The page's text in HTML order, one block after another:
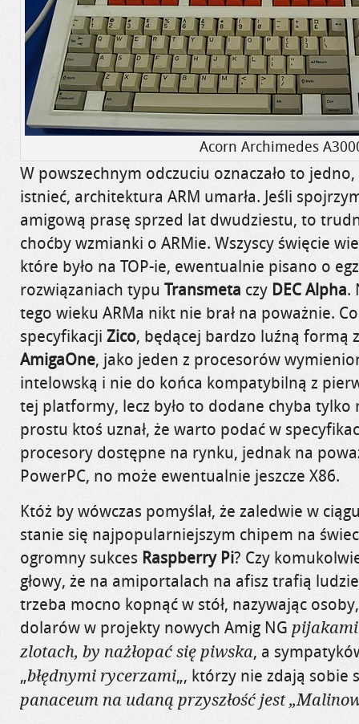
Acorn Archimedes
W powszechnym odczuciu oznaczało to jedno,
istnieć, architektura ARM umarła. Jeśli
amigową prasę sprzed lat dwudziestu, to
choćby wzmianki o ARMie. Wszyscy święcie
które było na TOP-ie, ewentualnie pisano o
rozwiązaniach typu Transmeta czy DEC Alpha.
tego wieku ARMa nikt nie brał na poważnie.
specyfikacji Zico, będącej bardzo luźną formą
AmigaOne, jako jeden z procesorów
intelowską i nie do końca kompatybilną z
tej platformy, lecz było to dodane chyba tylko
prostu ktoś uznał, że warto podać w
procesory dostępne na rynku, jednak na
PowerPC, no może ewentualnie jeszcze X86.
Któż by wówczas pomyślał, że zaledwie w
stanie się najpopularniejszym chipem na
ogromny sukces Raspberry Pi? Czy
głowy, że na amiportalach na afisz trafią
trzeba mocno kopnąć w stół, nazywając
dolarów w projekty nowych Amig NG
zlotach, by nażłopać się piwska, a
„błędnymi rycerzami„, którzy nie zdają sobie
panaceum na udaną przyszłość jest